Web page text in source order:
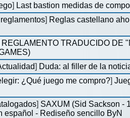
] Last bastion medidas de
] Reglas castellano
REGLAMENTO TRADUCIDO DE
] Duda: al filler de la
¿Qué juego me compro?]
] SAXUM (Sid Sackson -
español - Rediseño sencillo ByN